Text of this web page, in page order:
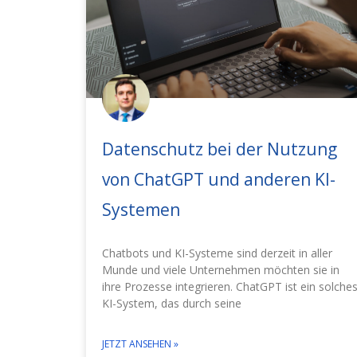
Datenschutz bei der Nutzung
von ChatGPT und anderen KI-
Systemen
Chatbots und KI-Systeme sind derzeit in aller
Munde und viele Unternehmen möchten sie in
ihre Prozesse integrieren. ChatGPT ist ein solches
KI-System, das durch seine
JETZT ANSEHEN »